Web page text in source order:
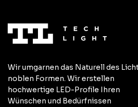
Wir umgarnen das Naturell des
noblen Formen. Wir erstellen
hochwertige LED-Profile Ihren
Wünschen und Bedürfnissen